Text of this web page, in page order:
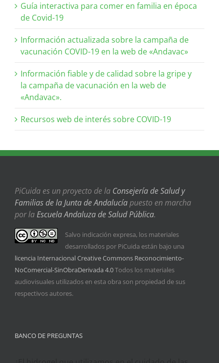
Guía interactiva para comer en familia en época
de Covid-19
Información actualizada sobre la campaña de
vacunación COVID-19 en la web de «Andavac»
Información fiable y de calidad sobre la gripe y
la campaña de vacunación en la web de
«Andavac».
Recursos web de interés sobre COVID-19
PiCuida es un proyecto de la Consejería de Salud y
Familias de la Junta de Andalucíapuesto en marcha
por laEscuela Andaluza de Salud Pública.
Salvo indicación expresa, los materiales
desarrollados por PiCuida están bajo una
licencia Internacional Creative Commons Reconocimiento-
NoComercial-SinObraDerivada 4.0Todos los materiales
audiovisuales utilizados en esta obra son propiedad de sus
respectivos autores.
BANCO DE PREGUNTAS